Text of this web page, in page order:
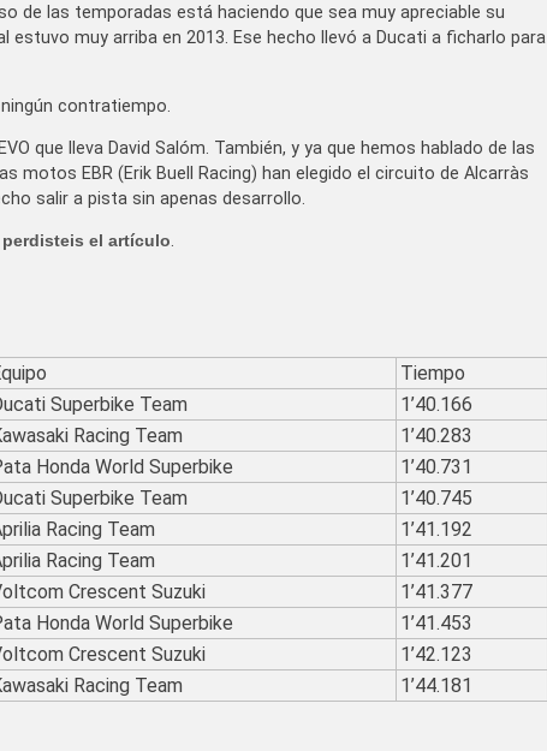
de las temporadas está haciendo que sea muy apreciable su
muy arriba en 2013. Ese hecho llevó a Ducati a ficharlo para
contratiempo.
que lleva David Salóm. También, y ya que hemos hablado de las
motos EBR (Erik Buell Racing) han elegido el circuito de Alcarràs
salir a pista sin apenas desarrollo.
perdisteis el artículo.
Tiempo
Superbike Team
1’40.166
Racing Team
1’40.283
Honda World Superbike
1’40.731
Superbike Team
1’40.745
Racing Team
1’41.192
Racing Team
1’41.201
Crescent Suzuki
1’41.377
Honda World Superbike
1’41.453
Crescent Suzuki
1’42.123
Racing Team 1’44.181